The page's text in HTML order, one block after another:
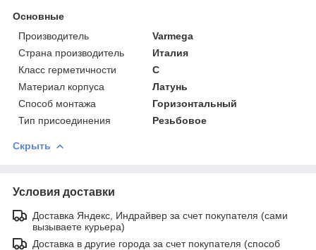
Основные
Производитель
Varmega
Страна производитель
Италия
Класс герметичности
С
Материал корпуса
Латунь
Способ монтажа
Горизонтальный
Тип присоединения
Резьбовое
Скрыть
Условия доставки
Доставка Яндекс, Индрайвер за счет покупателя (сами
вызываете курьера)
Доставка в другие города за счет покупателя (способ